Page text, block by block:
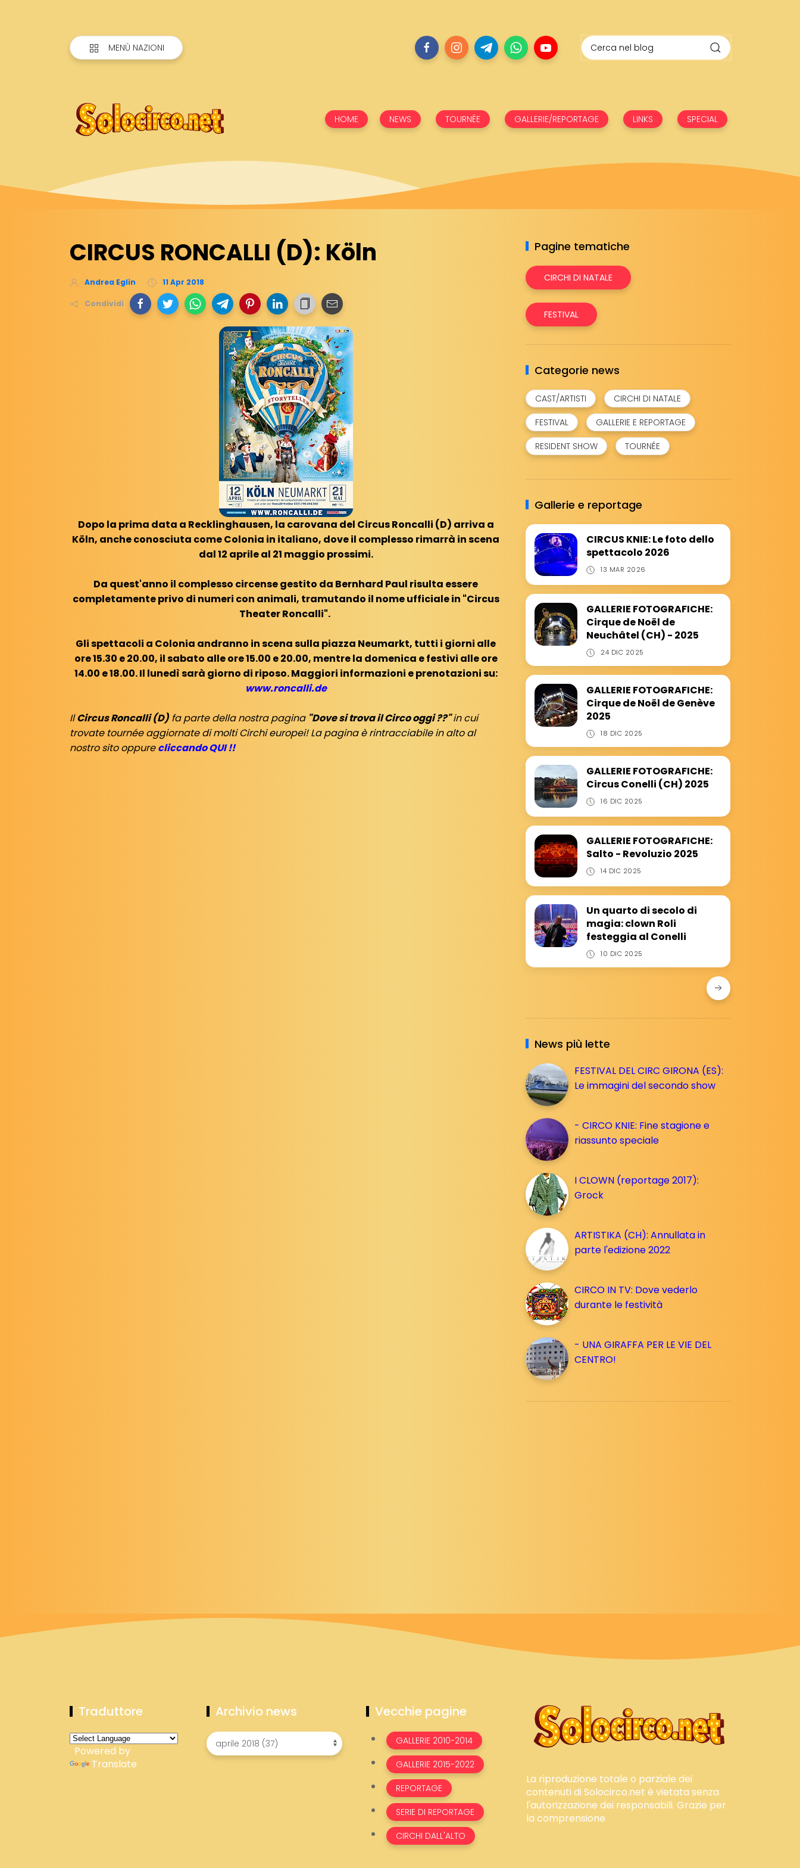
MENÙ NAZIONI
HOME NEWS TOURNÉE GALLERIE/REPORTAGE LINKS SPECIAL
CIRCUS RONCALLI (D): Köln
Andrea Eglin 11 Apr 2018
Condividi
Dopo la prima data a Recklinghausen, la carovana del Circus Roncalli (D) arriva a
Köln, anche conosciuta come Colonia in italiano, dove il complesso rimarrà in scena
dal 12 aprile al 21 maggio prossimi.
Da quest'anno il complesso circense gestito da Bernhard Paul risulta essere
completamente privo di numeri con animali, tramutando il nome ufficiale in "Circus
Theater Roncalli".
Gli spettacoli a Colonia andranno in scena sulla piazza Neumarkt, tutti i giorni alle
ore 15.30 e 20.00, il sabato alle ore 15.00 e 20.00, mentre la domenica e festivi alle ore
14.00 e 18.00. Il lunedì sarà giorno di riposo. Maggiori informazioni e prenotazioni su:
www.roncalli.de
IlCircus Roncalli (D) fa parte della nostra pagina "Dove si trova il Circo oggi ??"in cui
trovate tournée aggiornate di molti Circhi europei! La pagina è rintracciabile in alto al
nostro sito oppurecliccando QUI !!
Pagine tematiche
CIRCHI DI NATALE
FESTIVAL
Categorie news
CAST/ARTISTI
CIRCHI DI NATALE
FESTIVAL
GALLERIE E REPORTAGE
RESIDENT SHOW
TOURNÉE
Gallerie e reportage
CIRCUS KNIE: Le foto dello
spettacolo 2026
13 MAR 2026
GALLERIE FOTOGRAFICHE:
Cirque de Noël de
Neuchâtel (CH) - 2025
24 DIC 2025
GALLERIE FOTOGRAFICHE:
Cirque de Noël de Genève
2025
18 DIC 2025
GALLERIE FOTOGRAFICHE:
Circus Conelli (CH) 2025
16 DIC 2025
GALLERIE FOTOGRAFICHE:
Salto - Revoluzio 2025
14 DIC 2025
Un quarto di secolo di
magia: clown Roli
festeggia al Conelli
10 DIC 2025
News più lette
FESTIVAL DEL CIRC GIRONA (ES):
Le immagini del secondo show
- CIRCO KNIE: Fine stagione e
riassunto speciale
I CLOWN (reportage 2017):
Grock
ARTISTIKA (CH): Annullata in
parte l'edizione 2022
CIRCO IN TV: Dove vederlo
durante le festività
- UNA GIRAFFA PER LE VIE DEL
CENTRO!
Traduttore
Powered by
Translate
Archivio news Vecchie pagine
GALLERIE 2010-2014
GALLERIE 2015-2022
REPORTAGE
SERIE DI REPORTAGE
CIRCHI DALL'ALTO
La riproduzione totale o parziale dei
contenuti di Solocirco.net è vietata senza
l'autorizzazione dei responsabili. Grazie per
la comprensione